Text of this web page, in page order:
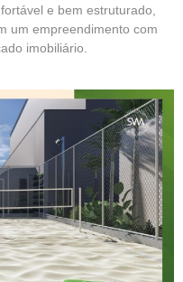
e bem estruturado,
um empreendimento com
imobiliário.